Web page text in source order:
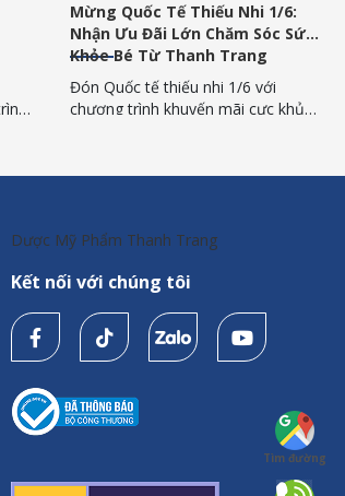
1/6:
Sức
khủng
Ưu đãi lớn sinh nhật 10 năm
Thanh Trang Pharma
Ưu đãi lớn từ Thanh Trang
mừng 10 năm thành lập với
Dược Mỹ Phẩm Thanh Trang
Kết nối với chúng tôi
Tìm đường